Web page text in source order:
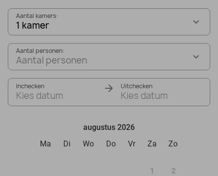
Aantal kamers:
1 kamer
Aantal personen:
Aantal personen
Inchecken
Kies datum
Uitchecken
Kies datum
augustus 2026
Ma
Di Wo Do Vr Za Zo
1 2